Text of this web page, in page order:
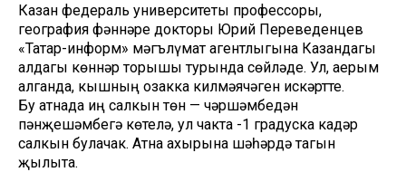
Казан федераль университеты профессоры,
география фәннәре докторы Юрий Переведенцев
«Татар-информ» мәгълүмат агентлыгына Казандагы
алдагы көннәр торышы турында сөйләде. Ул, аерым
алганда, кышның озакка килмәячәген искәртте.
Бу атнада иң салкын төн — чәршәмбедән
пәнҗешәмбегә көтелә, ул чакта -1 градуска кадәр
салкын булачак. Атна ахырына шәһәрдә тагын
җылыта.